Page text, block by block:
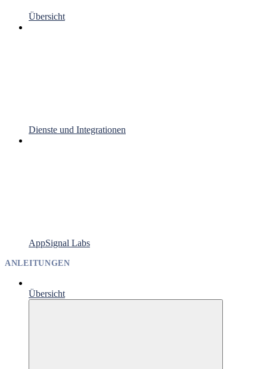
Übersicht
Dienste und Integrationen
AppSignal Labs
ANLEITUNGEN
Übersicht